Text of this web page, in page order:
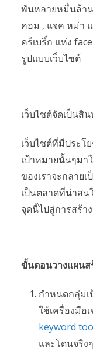
พันหลายหมื่นล้าน
คอม , แจค หม่า
คร์เบริ์ก แห่ง
รูปแบบเว็บไซต์
เว็บไซต์จัดเป็นสิ
เว็บไซต์ที่มีประโ
เป้าหมายนั้นๆมา
ของเราจะกลาย
เป็นตลาดที่น่าสน
จุดนี้ไปสู่การสร้า
ขั้นตอนวางแผนส
กำหนดกลุ่มเ
ใช้เครื่องมือเ
keyword
และโดนจริงๆ